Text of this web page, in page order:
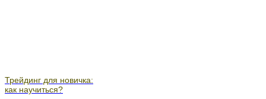
Трейдинг для новичка:
как научиться?